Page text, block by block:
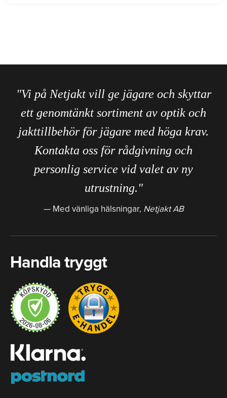
"Vi på Netjakt vill ge jägare och skyttar
ett genomtänkt sortiment av optik och
jakttillbehör för jägare med höga krav.
Kontakta oss för rådgivning och
personlig service vid valet av ny
utrustning."
Med vänliga hälsningar, Netjakt AB
Handla tryggt